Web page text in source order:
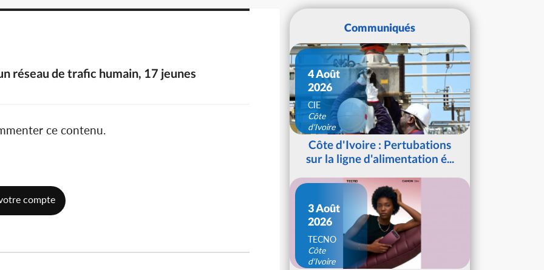
réseau de trafic humain, 17 jeunes
ce contenu.
compte
Communiqués
4 Août
2026
CIE
Côte
d'Ivoire
Côte d'Ivoire : Pertubations
sur la ligne d'alimentation é...
3 Août
2026
TECNO
Côte
d'Ivoire